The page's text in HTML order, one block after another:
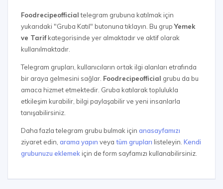
Foodrecipeofficialtelegram grubuna katılmak için
yukarıdaki "Gruba Katıl" butonuna tıklayın. Bu grupYemek
ve Tarifkategorisinde yer almaktadır ve aktif olarak
kullanılmaktadır.
Telegram grupları, kullanıcıların ortak ilgi alanları etrafında
bir araya gelmesini sağlar. Foodrecipeofficial grubu da bu
amaca hizmet etmektedir. Gruba katılarak toplulukla
etkileşim kurabilir, bilgi paylaşabilir ve yeni insanlarla
tanışabilirsiniz.
Daha fazla telegram grubu bulmak için anasayfamızı
ziyaret edin, arama yapın veya tüm grupları listeleyin. Kendi
grubunuzu eklemek için de form sayfamızı kullanabilirsiniz.